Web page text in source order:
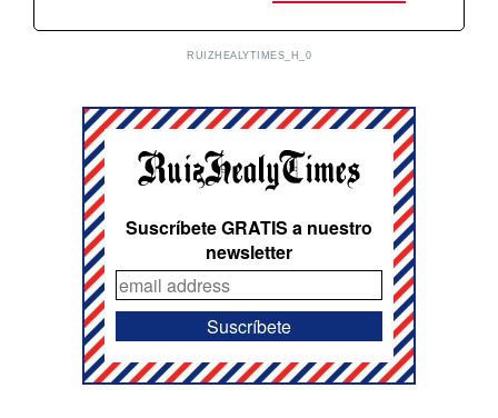
RUIZHEALYTIMES_H_0
Suscríbete GRATIS a nuestro
newsletter